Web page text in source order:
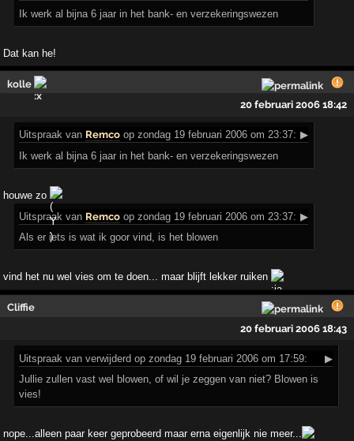
Ik werk al bijna 6 jaar in het bank- en verzekeringswezen
Dat kan he!
kolle
20 februari 2006 18:42
Uitspraak van Remco op zondag 19 februari 2006 om 23:37: ▶
Ik werk al bijna 6 jaar in het bank- en verzekeringswezen
houwe zo
Uitspraak van Remco op zondag 19 februari 2006 om 23:37: ▶
Als er iets is wat ik goor vind, is het blowen
vind het nu wel vies om te doen... maar blijft lekker ruiken
Cliffie
20 februari 2006 18:43
Uitspraak van verwijderd op zondag 19 februari 2006 om 17:59:
▶
Jullie zullen vast wel blowen, of wil je zeggen van niet? Blowen is
vies!
nope...alleen paar keer geprobeerd maar erna eigenlijk nie meer...